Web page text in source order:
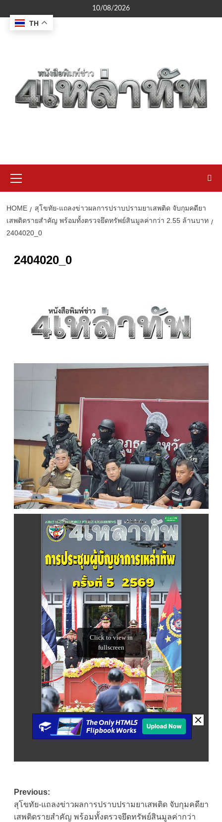
to
content
10/08/2026
Menu
HOME
สุโขทัย-แถลงข่าวผลการปราบปรามยาเสพติด จับกุมคดียา
เสพติดรายสำคัญ พร้อมทั้งตรวจยึดทรัพย์สินมูลค่ากว่า 2.55 ล้านบาท
2404020_0
2404020_0
Post
navigation
Previous:
สุโขทัย-แถลงข่าวผลการปราบปรามยาเสพติด จับกุมคดียา
เสพติดรายสำคัญ พร้อมทั้งตรวจยึดทรัพย์สินมูลค่ากว่า
TH